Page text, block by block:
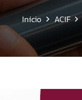
Início ACIF